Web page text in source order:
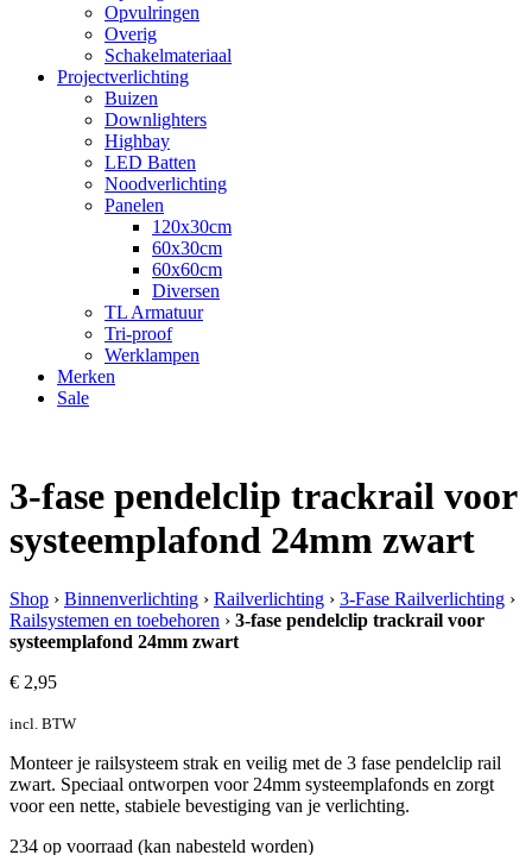
Opvulringen
Overig
Schakelmateriaal
Projectverlichting
Buizen
Downlighters
Highbay
LED Batten
Noodverlichting
Panelen
120x30cm
60x30cm
60x60cm
Diversen
TL Armatuur
Tri-proof
Werklampen
Merken
Sale
3-fase pendelclip trackrail voor
systeemplafond 24mm zwart
Shop › Binnenverlichting › Railverlichting › 3-Fase Railverlichting ›
Railsystemen en toebehoren › 3-fase pendelclip trackrail voor
systeemplafond 24mm zwart
€ 2,95
incl. BTW
Monteer je railsysteem strak en veilig met de 3 fase pendelclip rail
zwart. Speciaal ontworpen voor 24mm systeemplafonds en zorgt
voor een nette, stabiele bevestiging van je verlichting.
234 op voorraad (kan nabesteld worden)